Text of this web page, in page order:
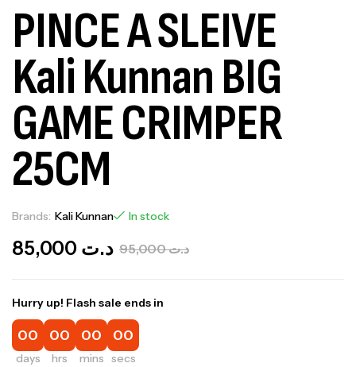
PINCE A SLEIVE
Kali Kunnan BIG
GAME CRIMPER
25CM
Brands: Kali Kunnan In stock
د.ت95,000 د.ت
Hurry up! Flash sale ends in
00
days
00
hrs
00
mins
00
secs